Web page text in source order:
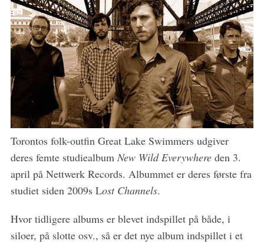
Torontos folk-outfin Great Lake Swimmers udgiver
deres femte studiealbum New Wild Everywhereden 3.
april på Nettwerk Records. Albummet er deres første fra
studiet siden 2009s Lost Channels.
Hvor tidligere albums er blevet indspillet på både, i
siloer, på slotte osv., så er det nye album indspillet i et